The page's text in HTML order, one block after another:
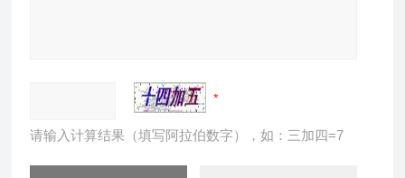
请输入计算结果（填写阿拉伯数字），如：三加四=7